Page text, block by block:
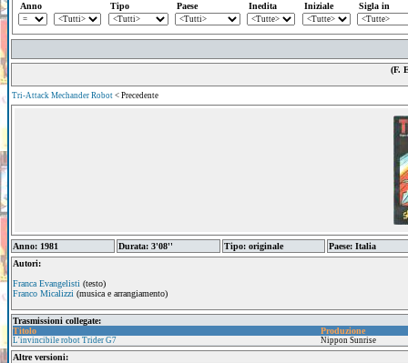
Anno Tipo Paese Inedita Iniziale Sigla in
(F.
Tri-Attack Mechander Robot < Precedente
Anno: 1981 Durata: 3'08'' Tipo: originale
Paese: Italia
Autori:
Franca Evangelisti (testo)
Franco Micalizzi (musica e arrangiamento)
Trasmissioni collegate:
Titolo
Produzione
L'invincibile robot Trider G7 Nippon Sunrise
Altre versioni: